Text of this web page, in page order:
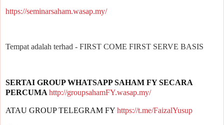
https://seminarsaham.wasap.my/
Tempat adalah terhad - FIRST COME FIRST SERVE BASIS
SERTAI GROUP WHATSAPP SAHAM FY SECARA
PERCUMA http://groupsahamFY.wasap.my/
ATAU GROUP TELEGRAM FY https://t.me/FaizalYusup